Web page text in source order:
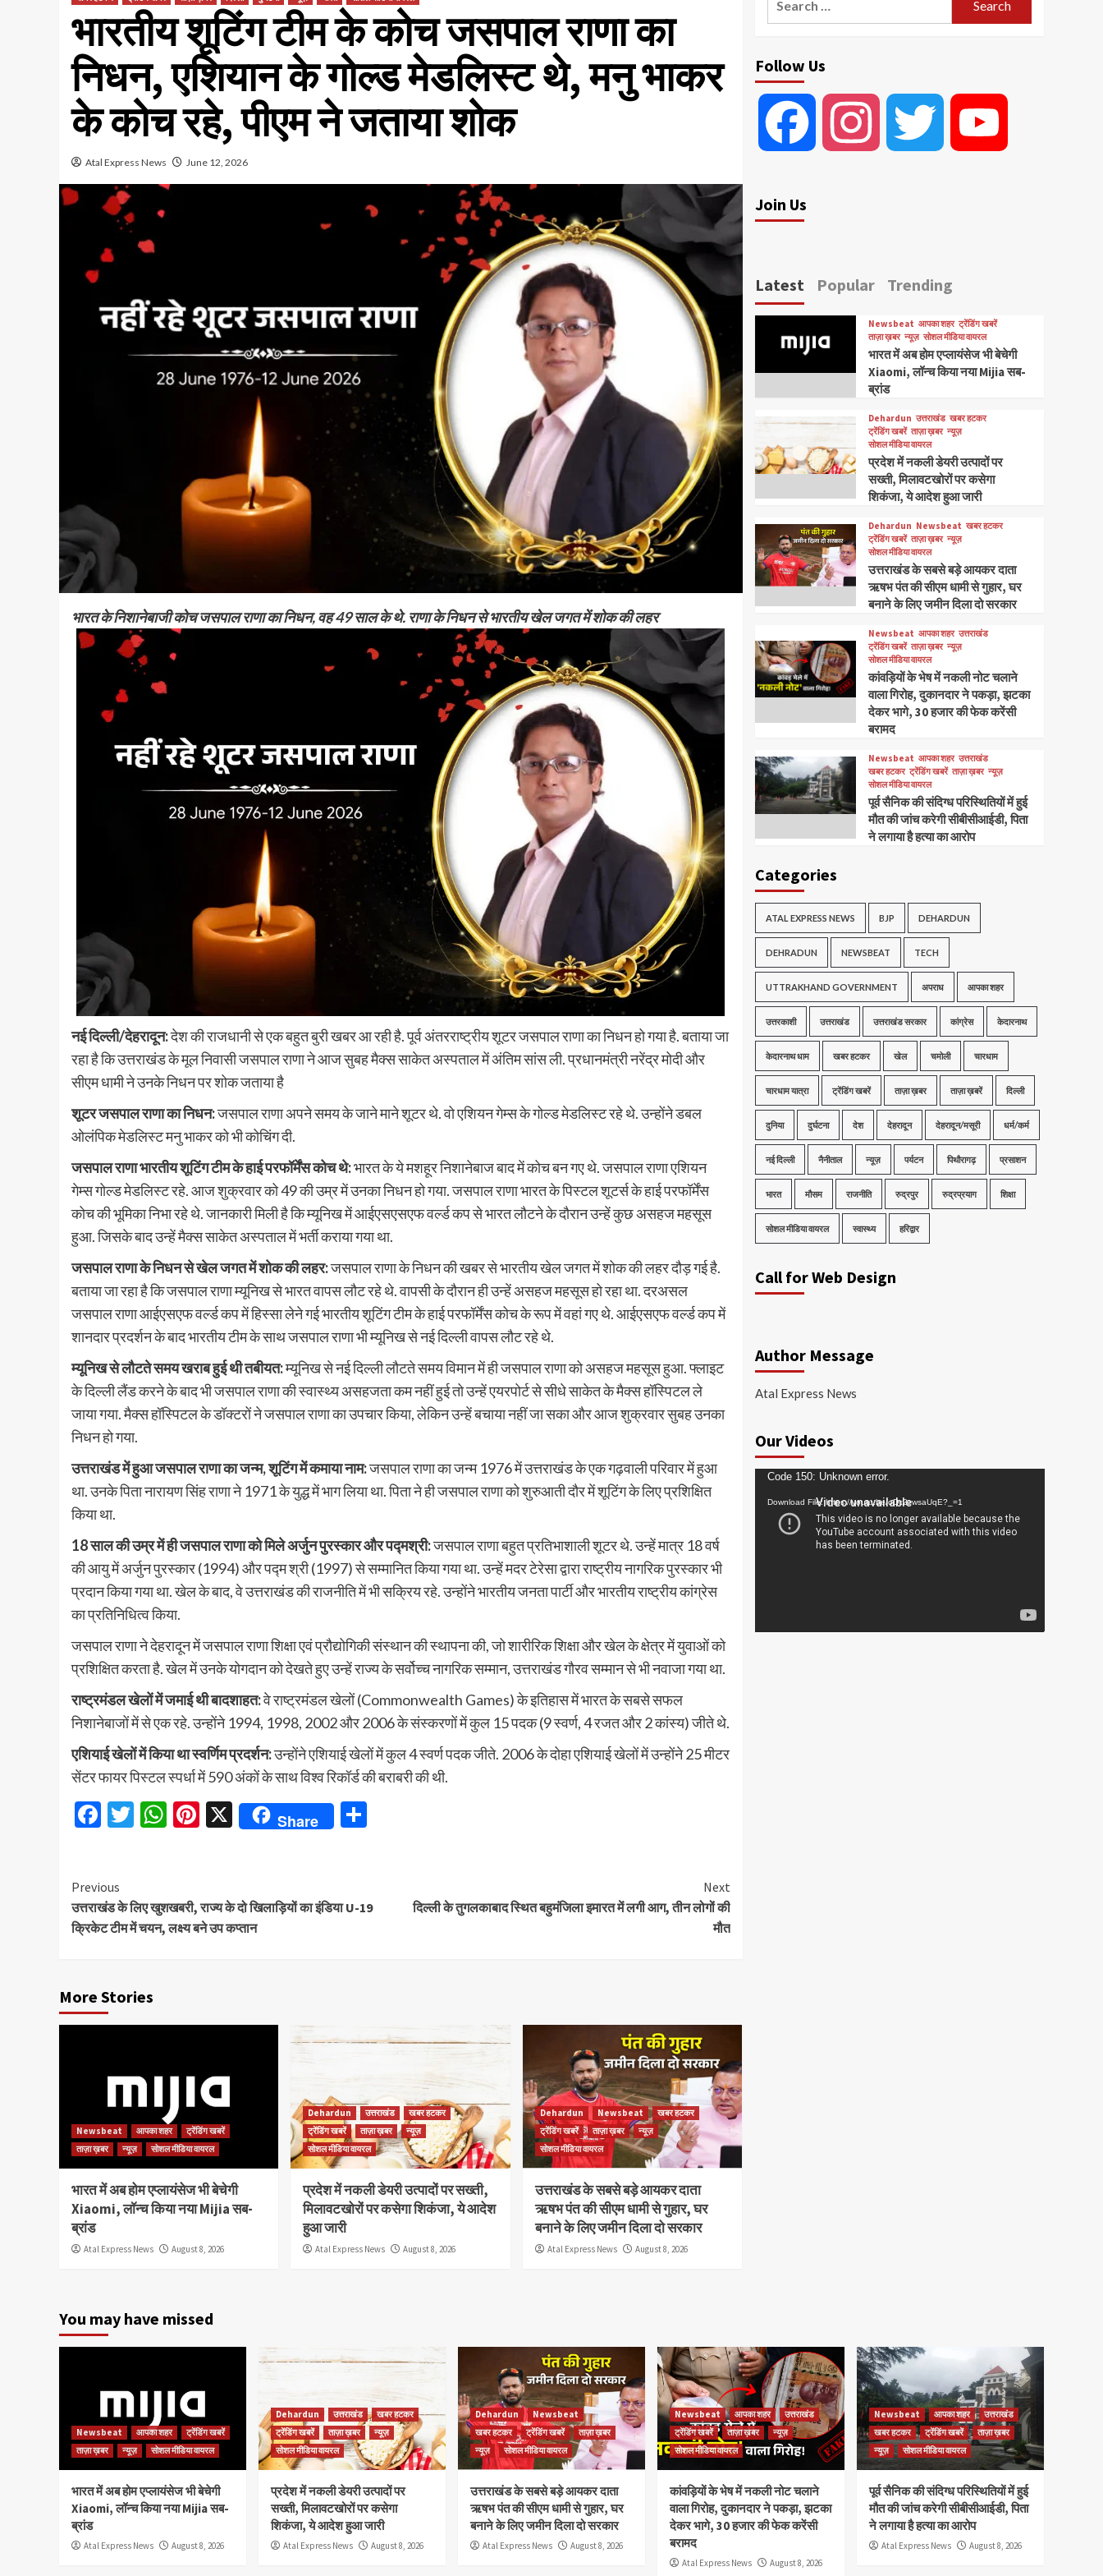
भारतीय शूटिंग टीम के कोच जसपाल राणा का
निधन, एशियान के गोल्ड मेडलिस्ट थे, मनु भाकर
के कोच रहे, पीएम ने जताया शोक
Atal Express News June 12, 2026
भारत के निशानेबाजी कोच जसपाल राणा का निधन, वह 49 साल के थे. राणा के निधन से भारतीय खेल जगत में शोक की लहर
नई दिल्ली/देहरादून:देश की राजधानी से एक बहुत बुरी खबर आ रही है. पूर्व अंतरराष्ट्रीय शूटर जसपाल राणा का निधन हो गया है. बताया जा
रहा है कि उत्तराखंड के मूल निवासी जसपाल राणा ने आज सुबह मैक्स साकेत अस्पताल में अंतिम सांस ली. प्रधानमंत्री नरेंद्र मोदी और
सीएम धामी ने उनके निधन पर शोक जताया है
शूटर जसपाल राणा का निधन:जसपाल राणा अपने समय के जाने माने शूटर थे. वो एशियन गेम्स के गोल्ड मेडलिस्ट रहे थे. उन्होंने डबल
ओलंपिक मेडलिस्ट मनु भाकर को भी कोचिंग दी.
जसपाल राणा भारतीय शूटिंग टीम के हाई परफॉर्मेंस कोच थे:भारत के ये मशहूर निशानेबाज बाद में कोच बन गए थे. जसपाल राणा एशियन
गेम्‍स गोल्‍ड मेडलिस्‍ट रहे. आज शुक्रवार को 49 की उम्र में उनका निधन हो गया. जसपाल राणा भारत के पिस्‍टल शूटर्स के हाई परफॉर्मेंस
कोच की भूमिका निभा रहे थे. जानकारी मिली है कि म्‍यूनिख में आईएसएसएफ वर्ल्‍ड कप से भारत लौटने के दौरान उन्‍हें कुछ असहज महसूस
हुआ. जिसके बाद उन्हें मैक्स साकेत अस्पताल में भर्ती कराया गया था.
जसपाल राणा के निधन से खेल जगत में शोक की लहर:जसपाल राणा के निधन की खबर से भारतीय खेल जगत में शोक की लहर दौड़ गई है.
बताया जा रहा है कि जसपाल राणा म्यूनिख से भारत वापस लौट रहे थे. वापसी के दौरान ही उन्हें असहज महसूस हो रहा था. दरअसल
जसपाल राणा आईएसएफ वर्ल्ड कप में हिस्सा लेने गई भारतीय शूटिंग टीम के हाई परफॉर्मेंस कोच के रूप में वहां गए थे. आईएसएफ वर्ल्ड कप में
शानदार प्रदर्शन के बाद भारतीय टीम के साथ जसपाल राणा भी म्यूनिख से नई दिल्ली वापस लौट रहे थे.
म्यूनिख से लौटते समय खराब हुई थी तबीयत:म्यूनिख से नई दिल्ली लौटते समय विमान में ही जसपाल राणा को असहज महसूस हुआ. फ्लाइट
के दिल्ली लैंड करने के बाद भी जसपाल राणा की स्वास्थ्य असहजता कम नहीं हुई तो उन्हें एयरपोर्ट से सीधे साकेत के मैक्स हॉस्पिटल ले
जाया गया. मैक्स हॉस्पिटल के डॉक्टरों ने जसपाल राणा का उपचार किया, लेकिन उन्हें बचाया नहीं जा सका और आज शुक्रवार सुबह उनका
निधन हो गया.
उत्तराखंड में हुआ जसपाल राणा का जन्म, शूटिंग में कमाया नाम:जसपाल राणा का जन्म 1976 में उत्तराखंड के एक गढ़वाली परिवार में हुआ
था. उनके पिता नारायण सिंह राणा ने 1971 के युद्ध में भाग लिया था. पिता ने ही जसपाल राणा को शुरुआती दौर में शूटिंग के लिए प्रशिक्षित
किया था.
18 साल की उम्र में ही जसपाल राणा को मिले अर्जुन पुरस्कार और पद्मश्री:जसपाल राणा बहुत प्रतिभाशाली शूटर थे. उन्हें मात्र 18 वर्ष
की आयु में अर्जुन पुरस्कार (1994) और पद्म श्री (1997) से सम्मानित किया गया था. उन्हें मदर टेरेसा द्वारा राष्ट्रीय नागरिक पुरस्कार भी
प्रदान किया गया था. खेल के बाद, वे उत्तराखंड की राजनीति में भी सक्रिय रहे. उन्होंने भारतीय जनता पार्टी और भारतीय राष्ट्रीय कांग्रेस
का प्रतिनिधित्व किया.
जसपाल राणा ने देहरादून में जसपाल राणा शिक्षा एवं प्रौद्योगिकी संस्थान की स्थापना की, जो शारीरिक शिक्षा और खेल के क्षेत्र में युवाओं को
प्रशिक्षित करता है. खेल में उनके योगदान को देखते हुए उन्हें राज्य के सर्वोच्च नागरिक सम्मान, उत्तराखंड गौरव सम्मान से भी नवाजा गया था.
राष्ट्रमंडल खेलों में जमाई थी बादशाहत:वे राष्ट्रमंडल खेलों (Commonwealth Games) के इतिहास में भारत के सबसे सफल
निशानेबाजों में से एक रहे. उन्होंने 1994, 1998, 2002 और 2006 के संस्करणों में कुल 15 पदक (9 स्वर्ण, 4 रजत और 2 कांस्य) जीते थे.
एशियाई खेलों में किया था स्वर्णिम प्रदर्शन:उन्होंने एशियाई खेलों में कुल 4 स्वर्ण पदक जीते. 2006 के दोहा एशियाई खेलों में उन्होंने 25 मीटर
सेंटर फायर पिस्टल स्पर्धा में 590 अंकों के साथ विश्व रिकॉर्ड की बराबरी की थी.
Facebook
Twitter
WhatsApp
Pinterest
X Share
Continue
Reading
Previous
उत्तराखंड के लिए खुशखबरी, राज्य के दो खिलाड़ियों का इंडिया U-19
क्रिकेट टीम में चयन, लक्ष्य बने उप कप्तान
Next
दिल्ली के तुगलकाबाद स्थित बहुमंजिला इमारत में लगी आग, तीन लोगों की
मौत
More Stories
Newsbeat आपका शहर
ट्रेंडिंग खबरें
ताज़ा ख़बर
न्यूज़ सोशल मीडिया वायरल
भारत में अब होम एप्लायंसेज भी बेचेगी
Xiaomi, लॉन्च किया नया Mijia सब-
ब्रांड
Atal Express News August 8, 2026
Dehardun उत्तराखंड
खबर हटकर
ट्रेंडिंग खबरें
ताज़ा ख़बर
न्यूज़
सोशल मीडिया वायरल
प्रदेश में नकली डेयरी उत्पादों पर सख्ती,
मिलावटखोरों पर कसेगा शिकंजा, ये आदेश
हुआ जारी
Atal Express News August 8, 2026
Dehardun Newsbeat
खबर हटकर
ट्रेंडिंग खबरें
ताज़ा ख़बर
न्यूज़
सोशल मीडिया वायरल
उत्तराखंड के सबसे बड़े आयकर दाता
ऋषभ पंत की सीएम धामी से गुहार, घर
बनाने के लिए जमीन दिला दो सरकार
Atal Express News August 8, 2026
Follow Us
Facebook Instagram Twitter
Join Us
Latest Popular Trending
Newsbeat आपका शहर ट्रेंडिंग खबरें
ताज़ा ख़बर न्यूज़ सोशल मीडिया वायरल
भारत में अब होम एप्लायंसेज भी बेचेगी
Xiaomi, लॉन्च किया नया Mijia सब-
ब्रांड
Dehardun उत्तराखंड खबर हटकर
ट्रेंडिंग खबरें ताज़ा ख़बर न्यूज़
सोशल मीडिया वायरल
प्रदेश में नकली डेयरी उत्पादों पर
सख्ती, मिलावटखोरों पर कसेगा
शिकंजा, ये आदेश हुआ जारी
Dehardun Newsbeat खबर हटकर
ट्रेंडिंग खबरें ताज़ा ख़बर न्यूज़
सोशल मीडिया वायरल
उत्तराखंड के सबसे बड़े आयकर दाता
ऋषभ पंत की सीएम धामी से गुहार, घर
बनाने के लिए जमीन दिला दो सरकार
Newsbeat आपका शहर उत्तराखंड
ट्रेंडिंग खबरें ताज़ा ख़बर न्यूज़
सोशल मीडिया वायरल
कांवड़ियों के भेष में नकली नोट चलाने
वाला गिरोह, दुकानदार ने पकड़ा, झटका
देकर भागे, 30 हजार की फेक करेंसी
बरामद
Newsbeat आपका शहर उत्तराखंड
खबर हटकर ट्रेंडिंग खबरें ताज़ा ख़बर न्यूज़
सोशल मीडिया वायरल
पूर्व सैनिक की संदिग्ध परिस्थितियों में हुई
मौत की जांच करेगी सीबीसीआईडी, पिता
ने लगाया है हत्या का आरोप
Categories
ATAL EXPRESS NEWS BJP DEHARDUN
DEHRADUN NEWSBEAT TECH
UTTRAKHAND GOVERNMENT अपराध आपका शहर
उत्तरकाशी उत्तराखंड उत्तराखंड सरकार कांग्रेस केदारनाथ
केदारनाथ धाम खबर हटकर खेल चमोली चारधाम
चारधाम यात्रा ट्रेंडिंग खबरें ताज़ा ख़बर ताज़ा ख़बरें दिल्ली
दुनिया दुर्घटना देश देहरादून देहरादून/मसूरी धर्म/कर्म
नई दिल्ली नैनीताल न्यूज़ पर्यटन पिथौरागढ़ प्रसाशन
भारत मौसम राजनीति रुद्रपुर रुद्रप्रयाग शिक्षा
सोशल मीडिया वायरल स्वास्थ्य हरिद्वार
Call for Web Design
Author Message
Atal Express News
Our Videos
Video
Player
Code 150: Unknown error.
Download File: https://youtu.be/oDc2zwsaUqE?_=1
You may have missed
Newsbeat आपका शहर
ट्रेंडिंग खबरें
ताज़ा ख़बर
न्यूज़ सोशल मीडिया वायरल
भारत में अब होम एप्लायंसेज भी बेचेगी
Xiaomi, लॉन्च किया नया Mijia सब-
ब्रांड
Atal Express News August 8, 2026
Dehardun उत्तराखंड
खबर हटकर
ट्रेंडिंग खबरें
ताज़ा ख़बर
न्यूज़
सोशल मीडिया वायरल
प्रदेश में नकली डेयरी उत्पादों पर
सख्ती, मिलावटखोरों पर कसेगा
शिकंजा, ये आदेश हुआ जारी
Atal Express News August 8, 2026
Dehardun
Newsbeat
खबर हटकर
ट्रेंडिंग खबरें
ताज़ा ख़बर
न्यूज़
सोशल मीडिया वायरल
उत्तराखंड के सबसे बड़े आयकर दाता
ऋषभ पंत की सीएम धामी से गुहार, घर
बनाने के लिए जमीन दिला दो सरकार
Atal Express News August 8, 2026
Newsbeat आपका शहर
उत्तराखंड
ट्रेंडिंग खबरें
ताज़ा ख़बर
न्यूज़
सोशल मीडिया वायरल
कांवड़ियों के भेष में नकली नोट चलाने
वाला गिरोह, दुकानदार ने पकड़ा, झटका
देकर भागे, 30 हजार की फेक करेंसी
बरामद
Atal Express News August 8, 2026
Newsbeat आपका शहर
उत्तराखंड
खबर हटकर
ट्रेंडिंग खबरें
ताज़ा ख़बर
न्यूज़
सोशल मीडिया वायरल
पूर्व सैनिक की संदिग्ध परिस्थितियों में हुई
मौत की जांच करेगी सीबीसीआईडी, पिता
ने लगाया है हत्या का आरोप
Atal Express News August 8, 2026